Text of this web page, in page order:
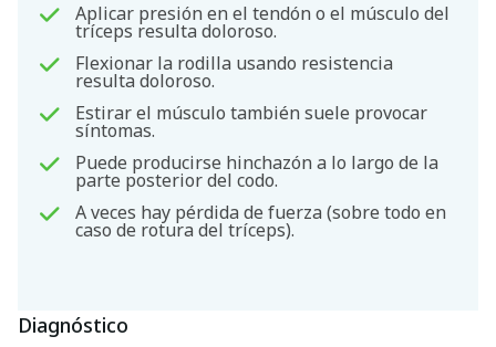
Aplicar presión en el tendón o el músculo del
tríceps resulta doloroso.
Flexionar la rodilla usando resistencia
resulta doloroso.
Estirar el músculo también suele provocar
síntomas.
Puede producirse hinchazón a lo largo de la
parte posterior del codo.
A veces hay pérdida de fuerza (sobre todo en
caso de rotura del tríceps).
Diagnóstico